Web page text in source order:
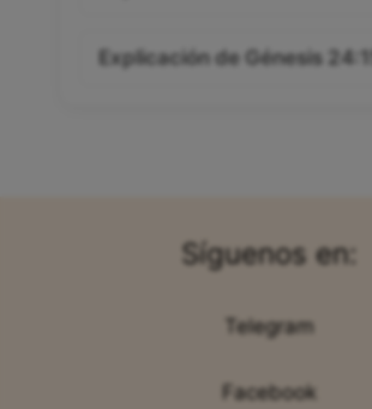
Explicación de Génesis 24:15
Síguenos en:
Telegram
Facebook